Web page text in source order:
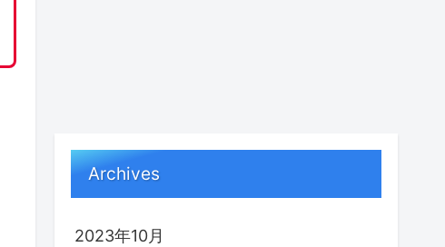
Archives
2023年10月